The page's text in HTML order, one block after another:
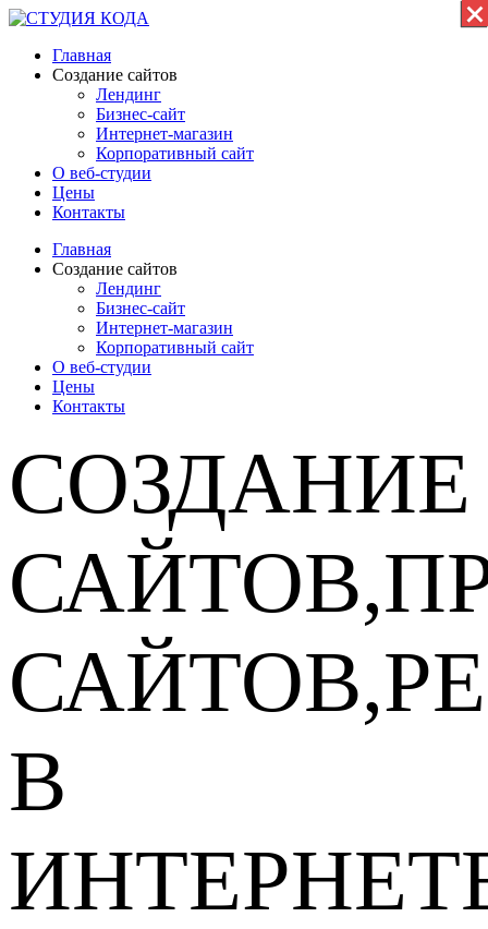
Главная
Создание сайтов
Лендинг
Бизнес-сайт
Интернет-магазин
Корпоративный сайт
О веб-студии
Цены
Контакты
Главная
Создание сайтов
Лендинг
Бизнес-сайт
Интернет-магазин
Корпоративный сайт
О веб-студии
Цены
Контакты
СОЗДАНИЕ
В
×
×
×
×
×
×
×
×
×
×
×